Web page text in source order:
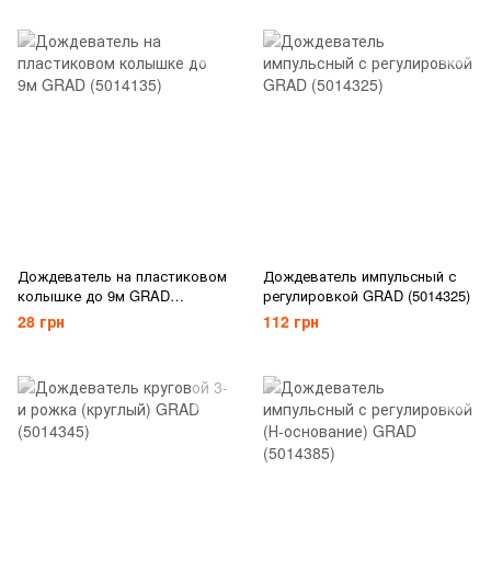
Дождеватель на пластиковом
колышке до 9м GRAD
(5014135)
28 грн
Дождеватель импульсный с
регулировкой GRAD (5014325)
112 грн